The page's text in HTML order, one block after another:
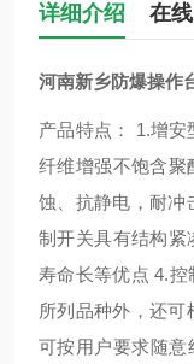
详细介绍 在
河南新乡防爆操作
产品特点： 1.增
纤维增强不饱含聚
蚀、抗静电，耐冲
制开关具有结构紧
寿命长等优点 4.控
所列品种外，还可
可按用户要求随意